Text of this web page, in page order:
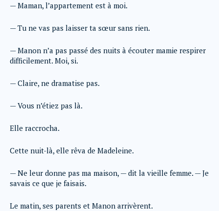
— Maman, l’appartement est à moi.
— Tu ne vas pas laisser ta sœur sans rien.
— Manon n’a pas passé des nuits à écouter mamie respirer
difficilement. Moi, si.
— Claire, ne dramatise pas.
— Vous n’étiez pas là.
Elle raccrocha.
Cette nuit-là, elle rêva de Madeleine.
— Ne leur donne pas ma maison, — dit la vieille femme. — Je
savais ce que je faisais.
Le matin, ses parents et Manon arrivèrent.